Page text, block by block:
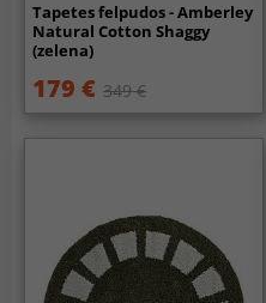
Tapetes felpudos - Amberley
Natural Cotton Shaggy
(zelena)
179 € 349 €